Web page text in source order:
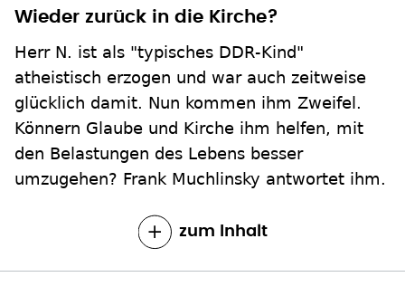
Wieder zurück in die Kirche?
Herr N. ist als "typisches DDR-Kind"
atheistisch erzogen und war auch zeitweise
glücklich damit. Nun kommen ihm Zweifel.
Könnern Glaube und Kirche ihm helfen, mit
den Belastungen des Lebens besser
umzugehen? Frank Muchlinsky antwortet ihm.
zum Inhalt